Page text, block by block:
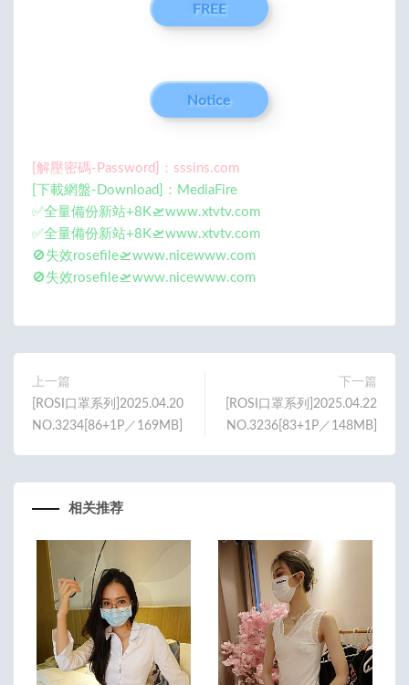
FREE
Notice
[解壓密碼-Password]：sssins.com
[下載網盤-Download]：MediaFire
✅全量備份新站+8K🛫www.xtvtv.com
✅全量備份新站+8K🛫www.xtvtv.com
🚫失效rosefile🛫www.nicewww.com
🚫失效rosefile🛫www.nicewww.com
上一篇
[ROSI口罩系列]2025.04.20
NO.3234[86+1P／169MB]
下一篇
[ROSI口罩系列]2025.04.22
NO.3236[83+1P／148MB]
相关推荐